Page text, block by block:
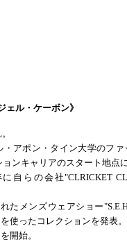
ェル・ケーボン》
・アポン・タイン大学のファ
ンキャリアのスタート地点に
自らの会社"CLRICKET
たメンズウェアショー
使ったコレクションを発表。
開始。